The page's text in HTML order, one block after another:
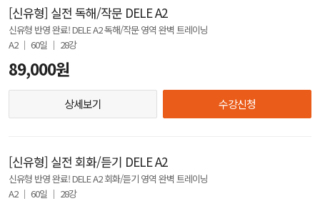
[신유형] 실전 독해/작문 DELE A2
신유형 반영 완료! DELE A2 독해/작문 영역 완벽 트레이닝
A2 │ 60일 │ 28강
89,000원
상세보기 수강신청
[신유형] 실전 회화/듣기 DELE A2
신유형 반영 완료! DELE A2 회화/듣기 영역 완벽 트레이닝
A2 │ 60일 │ 28강